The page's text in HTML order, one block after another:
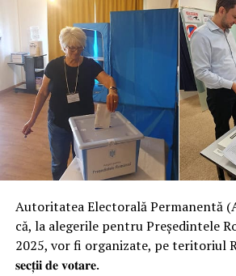
Autoritatea Electorală Permanentă
că, la alegerile pentru Președintele
2025, vor fi organizate, pe teritoriul
𝐬𝐞𝐜𝐭̦𝐢𝐢 𝐝𝐞 𝐯𝐨𝐭𝐚𝐫𝐞.